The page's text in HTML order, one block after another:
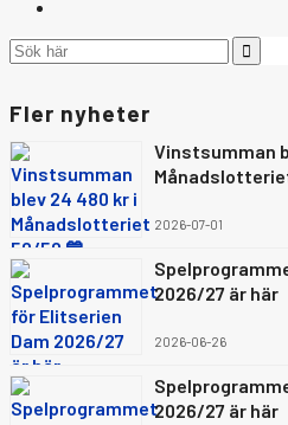
Fler nyheter
Vinstsumman
2026-07-01
2026/27 är här
2026-06-26
2026/27 är här